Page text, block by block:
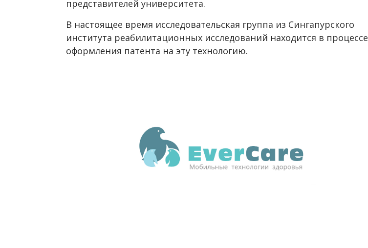
представителей университета.
В настоящее время исследовательская группа из Сингапурского
института реабилитационных исследований находится в процессе
оформления патента на эту технологию.